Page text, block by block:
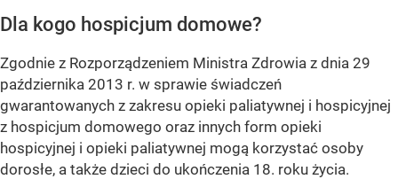
Dla kogo hospicjum domowe?
Zgodnie z Rozporządzeniem Ministra Zdrowia z dnia 29
października 2013 r. w sprawie świadczeń
gwarantowanych z zakresu opieki paliatywnej i hospicyjnej
z hospicjum domowego oraz innych form opieki
hospicyjnej i opieki paliatywnej mogą korzystać osoby
dorosłe, a także dzieci do ukończenia 18. roku życia.